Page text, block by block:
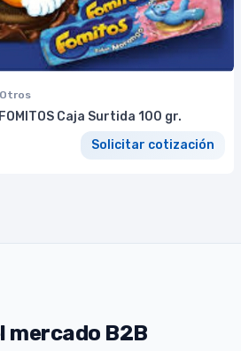
Otros
Caja Surtida 100 gr.
Solicitar cotización
mercado B2B